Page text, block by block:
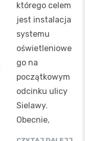
którego celem
jest instalacja
systemu
oświetleniowe
go na
początkowym
odcinku ulicy
Sielawy.
Obecnie,